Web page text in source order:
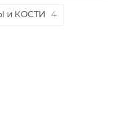
и КОСТИ 4